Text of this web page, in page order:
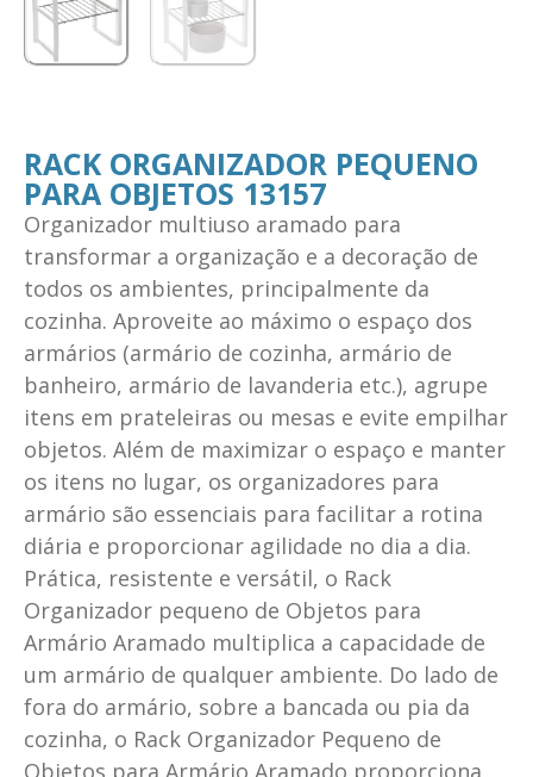
RACK ORGANIZADOR PEQUENO
PARA OBJETOS 13157
Organizador multiuso aramado para
transformar a organização e a decoração de
todos os ambientes, principalmente da
cozinha. Aproveite ao máximo o espaço dos
armários (armário de cozinha, armário de
banheiro, armário de lavanderia etc.), agrupe
itens em prateleiras ou mesas e evite empilhar
objetos. Além de maximizar o espaço e manter
os itens no lugar, os organizadores para
armário são essenciais para facilitar a rotina
diária e proporcionar agilidade no dia a dia.
Prática, resistente e versátil, o Rack
Organizador pequeno de Objetos para
Armário Aramado multiplica a capacidade de
um armário de qualquer ambiente. Do lado de
fora do armário, sobre a bancada ou pia da
cozinha, o Rack Organizador Pequeno de
Objetos para Armário Aramado proporciona